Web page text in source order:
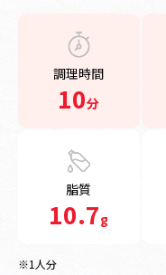
調理時間
10分
脂質
10.7g
※1人分